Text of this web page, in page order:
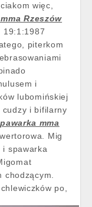
więc,
Rzeszów
19:1:1987
piterkom
i
lubomińskiej
cudzy i bifilarny
mma
Mig
i spawarka
po,